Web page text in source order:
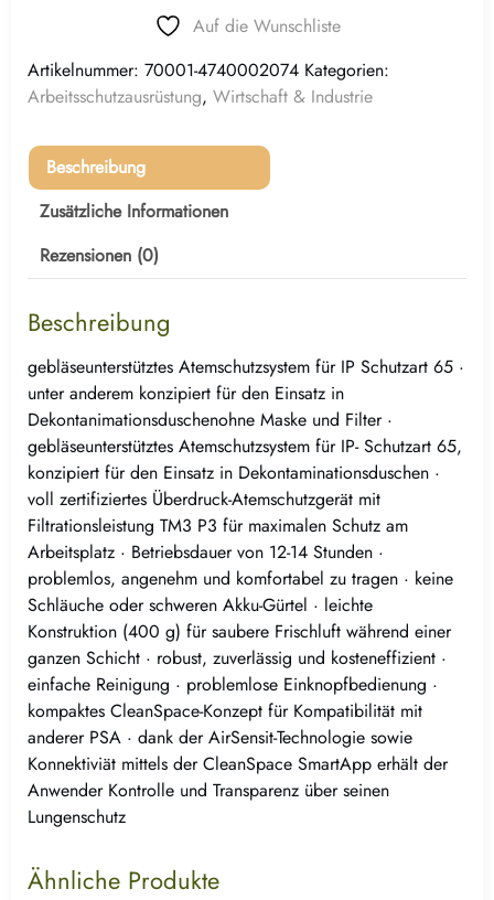
Auf die Wunschliste
Artikelnummer: 70001-4740002074 Kategorien:
Arbeitsschutzausrüstung, Wirtschaft & Industrie
Beschreibung
Zusätzliche Informationen
Rezensionen (0)
Beschreibung
gebläseunterstütztes Atemschutzsystem für IP Schutzart 65 ·
unter anderem konzipiert für den Einsatz in
Dekontanimationsduschenohne Maske und Filter ·
gebläseunterstütztes Atemschutzsystem für IP- Schutzart 65,
konzipiert für den Einsatz in Dekontaminationsduschen ·
voll zertifiziertes Überdruck-Atemschutzgerät mit
Filtrationsleistung TM3 P3 für maximalen Schutz am
Arbeitsplatz · Betriebsdauer von 12-14 Stunden ·
problemlos, angenehm und komfortabel zu tragen · keine
Schläuche oder schweren Akku-Gürtel · leichte
Konstruktion (400 g) für saubere Frischluft während einer
ganzen Schicht · robust, zuverlässig und kosteneffizient ·
einfache Reinigung · problemlose Einknopfbedienung ·
kompaktes CleanSpace-Konzept für Kompatibilität mit
anderer PSA · dank der AirSensit-Technologie sowie
Konnektiviät mittels der CleanSpace SmartApp erhält der
Anwender Kontrolle und Transparenz über seinen
Lungenschutz
Ähnliche Produkte